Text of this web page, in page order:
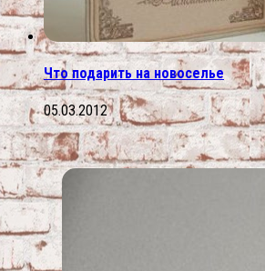
Что подарить на новоселье
05.03.2012